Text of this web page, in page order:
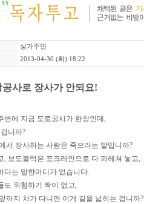
상가주민
2013-04-30 (화) 18:22
공사로 장사가 안되요!
변에 지금 도로공사가 한창인데,
니까?
서 장사하는 사람은 죽으라는 말입니까?
, 보도블럭은 포크레인으로 다 파헤쳐 놓고,
다는 말한마디가 없습니다.
도 위험하기 짝이 없고,
까지 차가 다니면 이게 길을 넓히는 겁니까?